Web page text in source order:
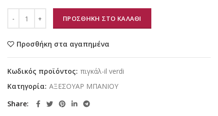
ΠΡΟΣΘΗΚΗ ΣΤΟ ΚΑΛΑΘΙ
Προσθήκη στα αγαπημένα
Κωδικός προϊόντος: πιγκάλ-il verdi
Κατηγορία: ΑΞΕΣΟΥΑΡ ΜΠΑΝΙΟΥ
Share